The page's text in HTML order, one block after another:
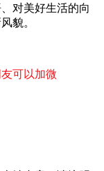
对美好生活的向
貌。
友可以加微